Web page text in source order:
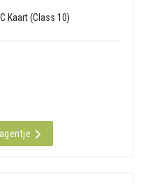
Kaart (Class 10)